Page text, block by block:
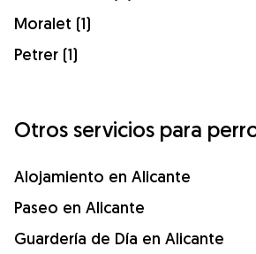
Moralet (1)
Petrer (1)
Otros servicios para
Alojamiento en Alicante
Paseo en Alicante
Guardería de Día en Alicante